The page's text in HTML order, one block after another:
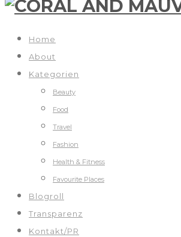
Home
About
Kategorien
Beauty
Food
Travel
Fashion
Health & Fitness
Favourite Places
Blogroll
Transparenz
Kontakt/PR